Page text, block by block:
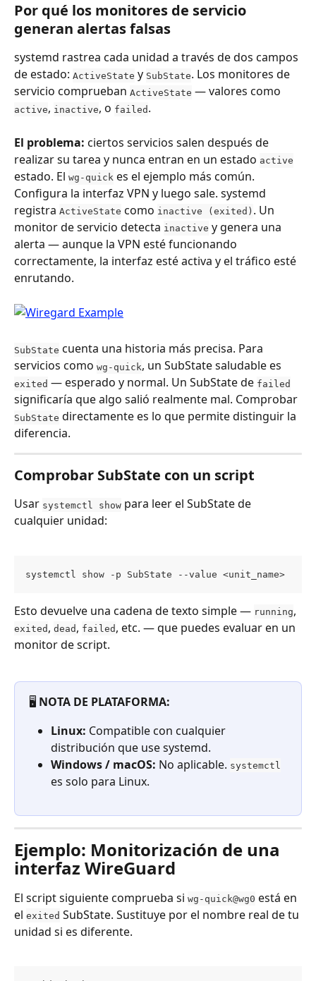
Por qué los monitores de servicio
generan alertas falsas
systemd rastrea cada unidad a través de dos campos
de estado: ActiveState y SubState. Los monitores de
servicio comprueban ActiveState — valores como
active, inactive, o failed .
El problema: ciertos servicios salen después de
realizar su tarea y nunca entran en un estado active
estado. El wg-quick es el ejemplo más común.
Configura la interfaz VPN y luego sale. systemd
registra ActiveState como inactive (exited) . Un
monitor de servicio detecta inactive y genera una
alerta — aunque la VPN esté funcionando
correctamente, la interfaz esté activa y el tráfico esté
enrutando.
SubState cuenta una historia más precisa. Para
servicios como wg-quick, un SubState saludable es
exited — esperado y normal. Un SubState de failed
significaría que algo salió realmente mal. Comprobar
SubState directamente es lo que permite distinguir la
diferencia.
Comprobar SubState con un script
Usar systemctl show para leer el SubState de
cualquier unidad:
systemctl show -p SubState --value <unit_name>
Esto devuelve una cadena de texto simple — running,
exited , dead , failed , etc. — que puedes evaluar en un
monitor de script.
🖥️ NOTA DE PLATAFORMA:
Linux: Compatible con cualquier
distribución que use systemd.
Windows / macOS: No aplicable. systemctl
es solo para Linux.
Ejemplo: Monitorización de una
interfaz WireGuard
El script siguiente comprueba si wg-quick@wg0 está en
el exited SubState. Sustituye por el nombre real de tu
unidad si es diferente.